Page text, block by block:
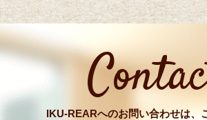
IKU-REARへのお問い合わせは、